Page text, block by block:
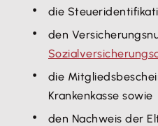
die
den
die
Krankenkasse sowie
den Nachweis der